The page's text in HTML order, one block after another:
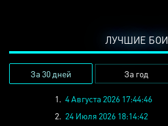
ЛУЧШИЕ БОИ
За 30 дней За год
1. 4 Августа 2026 17:44:46
2. 24 Июля 2026 18:14:42